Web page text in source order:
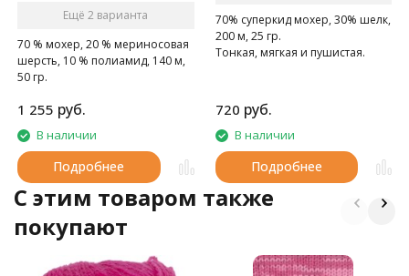
Ещё 2 варианта
70 % мохер, 20 % мериносовая
шерсть, 10 % полиамид, 140 м,
50 гр.
1 255 руб.
В наличии
Подробнее
70% суперкид мохер, 30% шелк,
200 м, 25 гр.
Тонкая, мягкая и пушистая.
720 руб.
В наличии
Подробнее
C этим товаром также
покупают